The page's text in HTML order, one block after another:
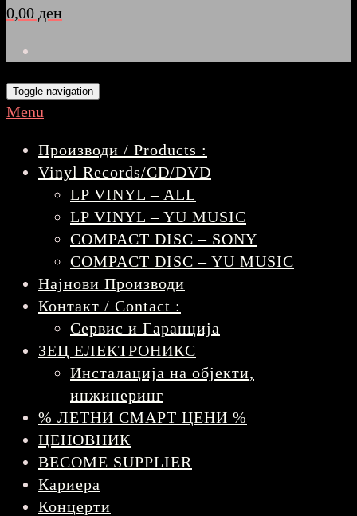
0,00 ден
Toggle navigation
Menu
Производи / Products :
Vinyl Records/CD/DVD
LP VINYL – ALL
LP VINYL – YU MUSIC
COMPACT DISC – SONY
COMPACT DISC – YU MUSIC
Најнови Производи
Контакт / Contact :
Сервис и Гаранција
ЗЕЦ ЕЛЕКТРОНИКС
Инсталација на објекти,
инжинеринг
% ЛЕТНИ СМАРТ ЦЕНИ %
ЦЕНОВНИК
BECOME SUPPLIER
Кариера
Концерти